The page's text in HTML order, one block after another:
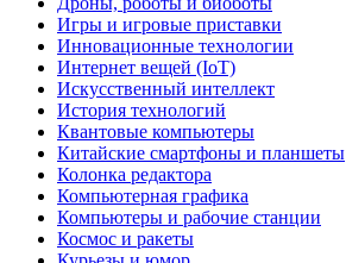
Игры и игровые приставки
Инновационные технологии
Интернет вещей (IoT)
Искусственный интеллект
История технологий
Квантовые компьютеры
Китайские смартфоны и планшеты
Колонка редактора
Компьютерная графика
Компьютеры и рабочие станции
Космос и ракеты